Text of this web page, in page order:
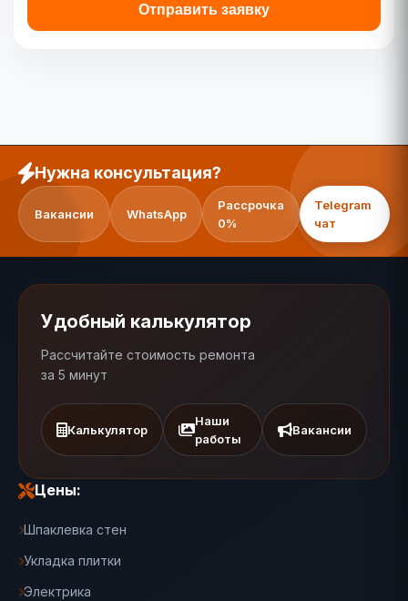
Отправить заявку
Нужна консультация?
Вакансии WhatsApp
Рассрочка
0%
Telegram
чат
Удобный калькулятор
Рассчитайте стоимость ремонта
за 5 минут
Калькулятор
Наши
работы
Вакансии
Цены:
Шпаклевка стен
Укладка плитки
Электрика